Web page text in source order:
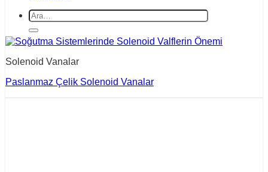
Ara:
Solenoid Vanalar
Paslanmaz Çelik Solenoid Vanalar